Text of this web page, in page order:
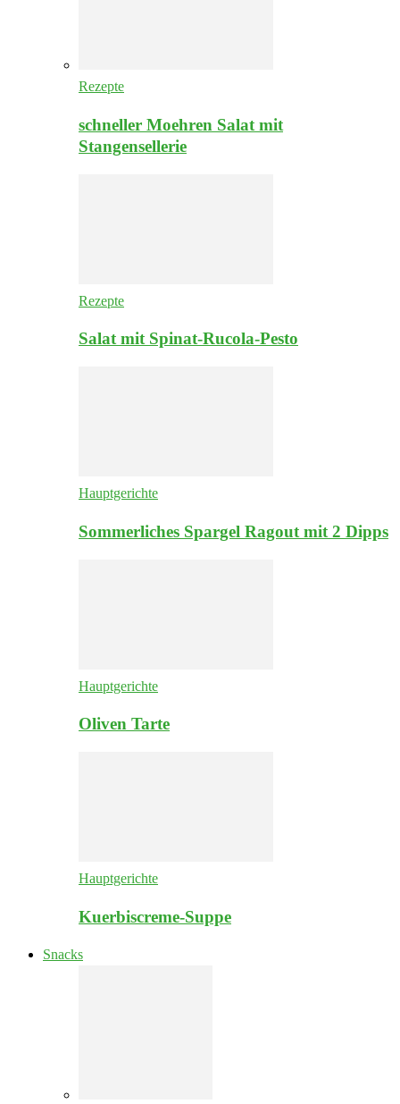
Rezepte
schneller Moehren Salat mit
Stangensellerie
Rezepte
Salat mit Spinat-Rucola-Pesto
Hauptgerichte
Sommerliches Spargel Ragout mit 2 Dipps
Hauptgerichte
Oliven Tarte
Hauptgerichte
Kuerbiscreme-Suppe
Snacks